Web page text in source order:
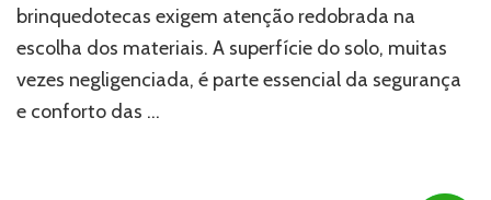
sintética
específica?
brinquedotecas exigem atenção redobrada na
escolha dos materiais. A superfície do solo, muitas
vezes negligenciada, é parte essencial da segurança
e conforto das …